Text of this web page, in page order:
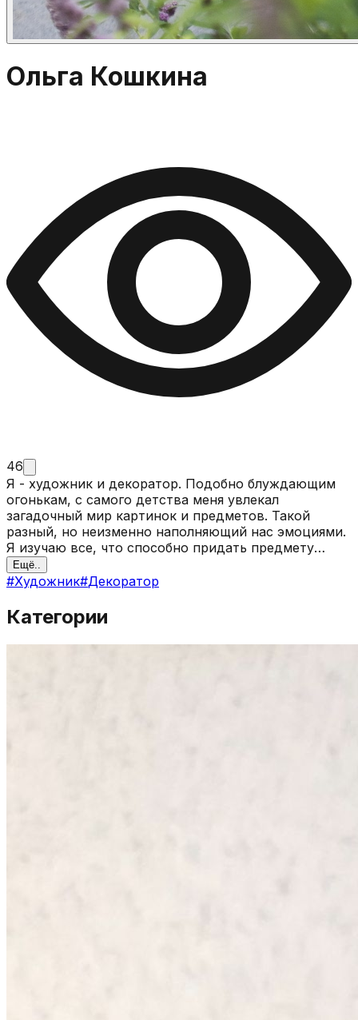
Ольга Кошкина
46
Я - художник и декоратор. Подобно блуждающим
огонькам, с самого детства меня увлекал
загадочный мир картинок и предметов. Такой
разный, но неизменно наполняющий нас эмоциями.
Я изучаю все, что способно придать предмету
форму будь то резьба, всечка, рисунок, композиция
или что-то еще.
Ещё..
#Художник#Декоратор
Категории